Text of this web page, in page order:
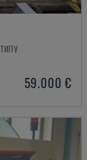
59.000 €